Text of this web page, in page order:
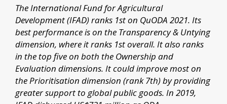
The International Fund for Agricultural
Development (IFAD) ranks 1st on QuODA 2021. Its
best performance is on the Transparency & Untying
dimension, where it ranks 1st overall. It also ranks
in the top five on both the Ownership and
Evaluation dimensions. It could improve most on
the Prioritisation dimension (rank 7th) by providing
greater support to global public goods. In 2019,